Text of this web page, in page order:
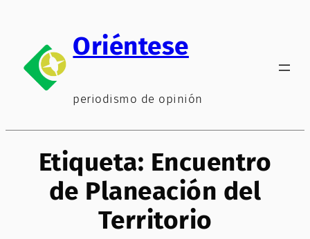
contenido
Oriéntese
periodismo de opinión
Etiqueta: Encuentro
de Planeación del
Territorio